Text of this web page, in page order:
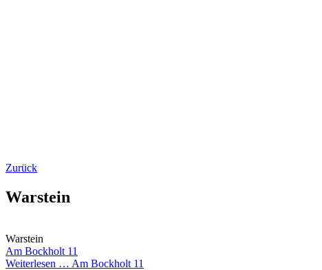
Zurück
Warstein
Warstein
Am Bockholt 11
Weiterlesen … Am Bockholt 11